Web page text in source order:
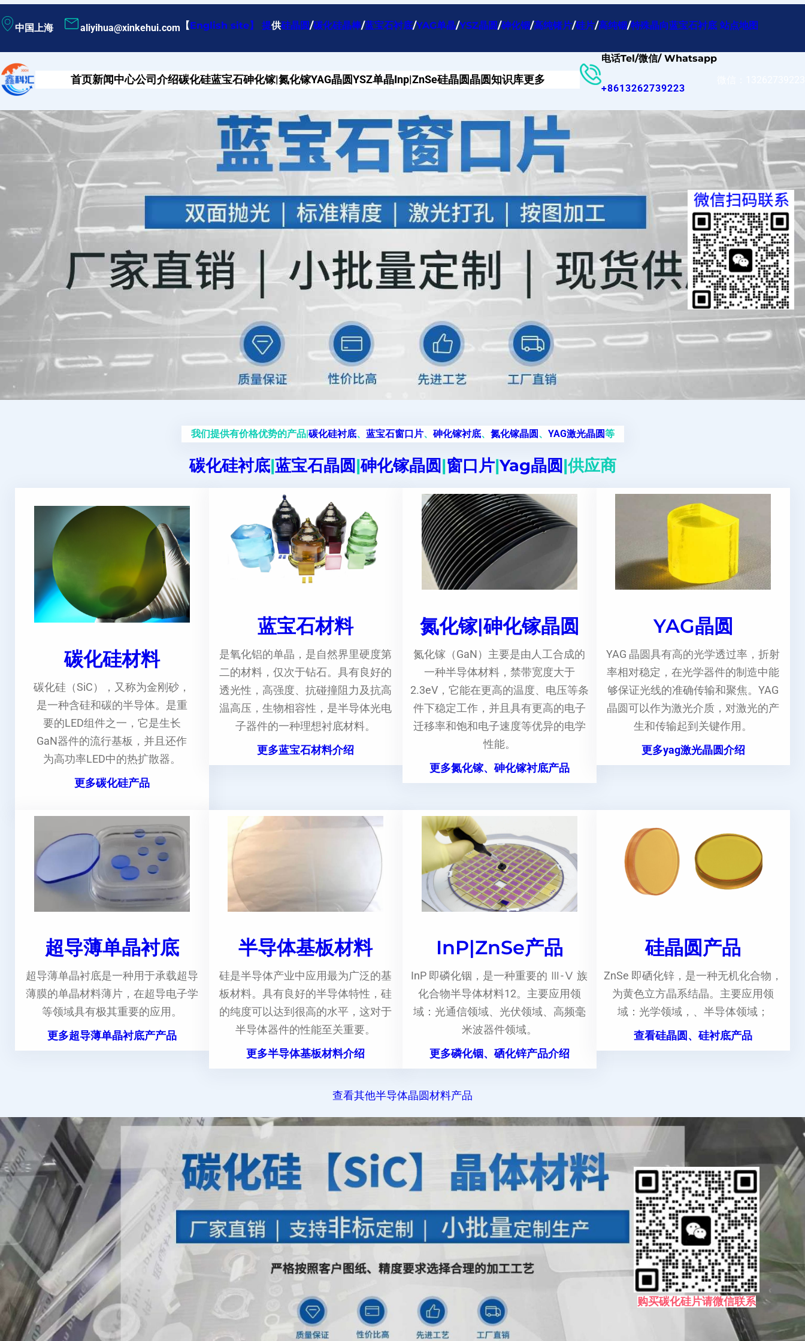
至
容
中国上海 aliyihua@xinkehui.com 【English site】 提供硅晶圆/碳化硅晶棒/蓝宝石衬底/YAG单晶/YSZ晶圆/砷化铟/高纯锗片/硅片/高纯铟/特殊晶向蓝宝石衬底 站点地图
首页新闻中心公司介绍碳化硅蓝宝石砷化镓|氮化镓YAG晶圆YSZ单晶Inp|ZnSe硅晶圆晶圆知识库更多
电话Tel/微信/ Whatsapp
+8613262739223
我们提供有价格优势的产品|碳化硅衬底、 蓝宝石窗口片、 砷化镓衬底、 氮化镓晶圆、 YAG激光晶圆等
碳化硅衬底|蓝宝石晶圆|砷化镓晶圆|窗口片|Yag晶圆|供应商
碳化硅材料
碳化硅（SiC），又称为金刚砂，
是一种含硅和碳的半导体。是重
要的LED组件之一，它是生长
GaN器件的流行基板，并且还作
为高功率LED中的热扩散器。
更多碳化硅产品
蓝宝石材料
是氧化铝的单晶，是自然界里硬度第
二的材料，仅次于钻石。具有良好的
透光性，高强度、抗碰撞阻力及抗高
温高压，生物相容性，是半导体光电
子器件的一种理想衬底材料。
更多蓝宝石材料介绍
氮化镓|砷化镓晶圆
氮化镓（GaN）主要是由人工合成的
一种半导体材料，禁带宽度大于
2.3eV，它能在更高的温度、电压等条
件下稳定工作，并且具有更高的电子
迁移率和饱和电子速度等优异的电学
性能。
更多氮化镓、砷化镓衬底产品
YAG晶圆
YAG 晶圆具有高的光学透过率，折射
率相对稳定，在光学器件的制造中能
够保证光线的准确传输和聚焦。YAG
晶圆可以作为激光介质，对激光的产
生和传输起到关键作用。
更多yag激光晶圆介绍
超导薄单晶衬底
超导薄单晶衬底是一种用于承载超导
薄膜的单晶材料薄片，在超导电子学
等领域具有极其重要的应用。
更多超导薄单晶衬底产产品
半导体基板材料
硅是半导体产业中应用最为广泛的基
板材料。具有良好的半导体特性，硅
的纯度可以达到很高的水平，这对于
半导体器件的性能至关重要。
更多半导体基板材料介绍
InP|ZnSe产品
InP 即磷化铟，是一种重要的 Ⅲ-Ⅴ 族
化合物半导体材料12。主要应用领
域：光通信领域、光伏领域、高频毫
米波器件领域。
更多磷化铟、硒化锌产品介绍
硅晶圆产品
ZnSe 即硒化锌，是一种无机化合物，
为黄色立方晶系结晶。主要应用领
域：光学领域，、半导体领域；
查看硅晶圆、硅衬底产品
查看其他半导体晶圆材料产品
购买碳化硅片请微信联系